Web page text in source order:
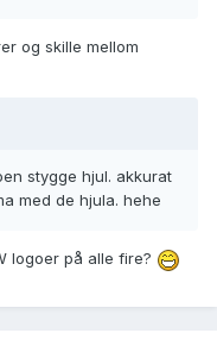
og skille mellom
stygge hjul. akkurat
med de hjula. hehe
logoer på alle fire?